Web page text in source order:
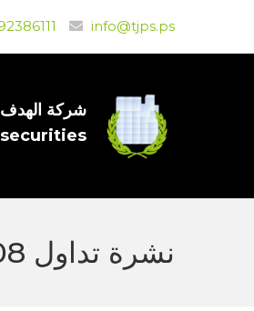
info@tjps.ps
شركة الهدف
نشرة تداول 08-08-2023